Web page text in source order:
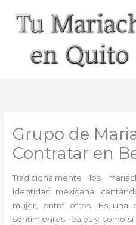
contenido
Grupo de
Contratar en
Tradicionalmente los
identidad mexicana,
mujer, entre otros. Es una
sentimientos reales y como